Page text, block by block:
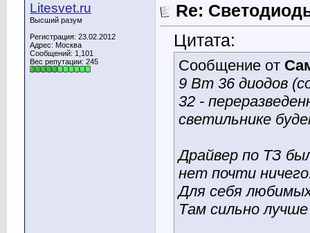
Litesvet.ru
Высший разум
Регистрация: 23.02.2012
Адрес: Москва
Сообщений: 1,101
Вес репутации: 245
Re:
Цитата:
Сообщение от
9 Вт 36 диодов
32 -
светильнике
Драйвер по ТЗ
нет почти
Для себя
Там сильно лучше